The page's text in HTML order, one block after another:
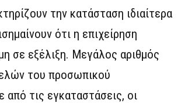
την κατάσταση ιδιαίτερα
ότι η επιχείρηση
σε εξέλιξη. Μεγάλος αριθμός
του προσωπικού
από τις εγκαταστάσεις, οι